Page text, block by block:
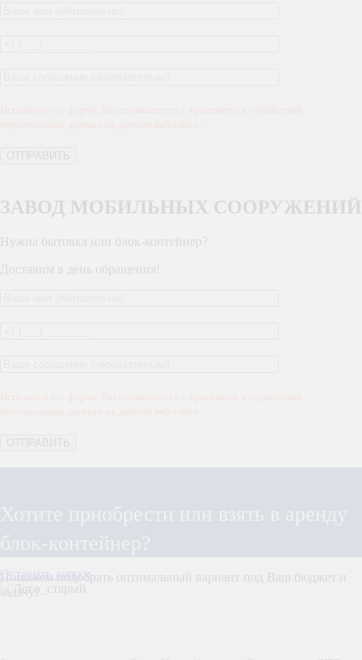
ЗАВОД МОБИЛЬНЫХ СООРУЖЕНИЙ
Нужна бытовка или блок-контейнер?
Доставим в день обращения!
Поможем подобрать оптимальный вариант под Ваш бюджет и
задачу!
Оставить заявку